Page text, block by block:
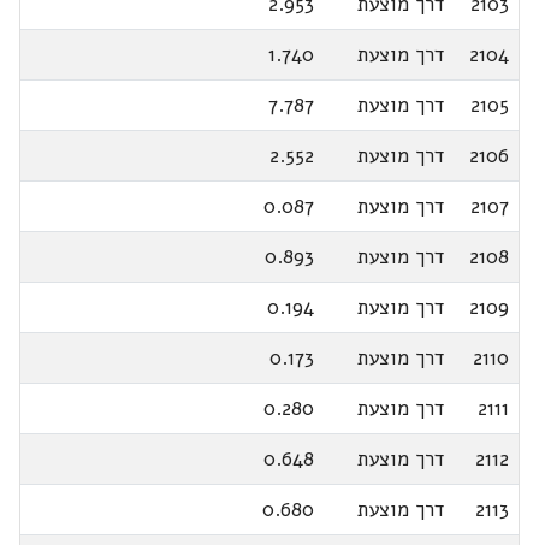
2104
דרך מוצעת
1.740
2105
דרך מוצעת
7.787
2106
דרך מוצעת
2.552
2107
דרך מוצעת
0.087
2108
דרך מוצעת
0.893
2109
דרך מוצעת
0.194
2110
דרך מוצעת
0.173
2111
דרך מוצעת
0.280
2112
דרך מוצעת
0.648
2113
דרך מוצעת
0.680